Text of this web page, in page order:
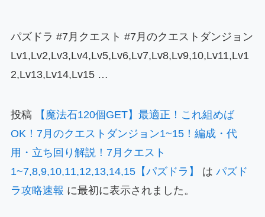
パズドラ #7月クエスト #7月のクエストダンジョン
Lv1,Lv2,Lv3,Lv4,Lv5,Lv6,Lv7,Lv8,Lv9,10,Lv11,Lv1
2,Lv13,Lv14,Lv15 …
投稿
【魔法石120個GET】最適正！これ組めば
OK！7月のクエストダンジョン1~15！編成・代
用・立ち回り解説！7月クエスト
1~7,8,9,10,11,12,13,14,15【パズドラ】
は パズド
ラ攻略速報 に最初に表示されました。